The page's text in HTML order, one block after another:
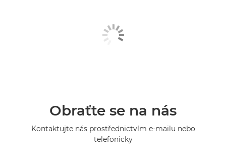
Obraťte se na nás
Kontaktujte nás prostřednictvím e-mailu nebo
telefonicky